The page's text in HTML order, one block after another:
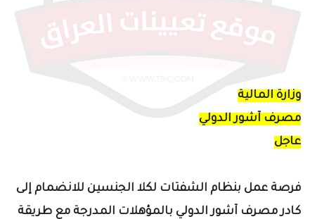
وزارة المالية
مصرف آشور الدولي
عاجل
فرصة عمل بنظام الشفتات لكلا الجنسين للانضمام إلى
كادر مصرف آشور الدولي بالمؤهلات المدرجة مع طريقة